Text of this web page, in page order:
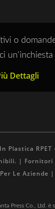
o
un'inchiesta
Dettagli
Plastica RPET
| Fornitori
Le Aziende |
Press Co., Ltd. è